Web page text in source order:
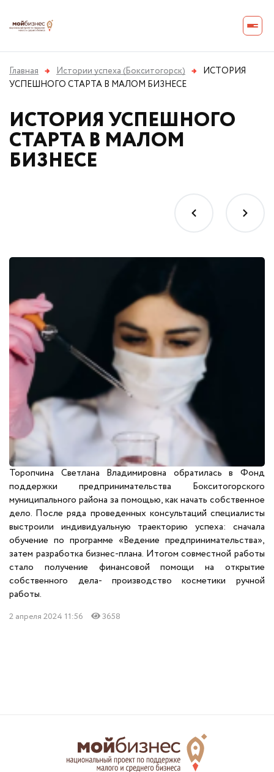
Главная → Истории успеха (Бокситогорск) → ИСТОРИЯ
УСПЕШНОГО СТАРТА В МАЛОМ БИЗНЕСЕ
ИСТОРИЯ УСПЕШНОГО
СТАРТА В МАЛОМ
БИЗНЕСЕ
Торопчина Светлана Владимировна обратилась в Фонд
поддержки предпринимательства Бокситогорского
муниципального района за помощью, как начать собственное
дело. После ряда проведенных консультаций специалисты
выстроили индивидуальную траекторию успеха: сначала
обучение по программе «Ведение предпринимательства»,
затем разработка бизнес-плана. Итогом совместной работы
стало получение финансовой помощи на открытие
собственного дела- производство косметики ручной
работы.
2 апреля 2024 11:56 3658